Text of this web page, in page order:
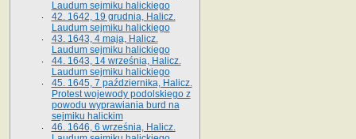
Laudum sejmiku halickiego
42. 1642, 19 grudnia, Halicz.
Laudum sejmiku halickiego
43. 1643, 4 maja, Halicz.
Laudum sejmiku halickiego
44. 1643, 14 września, Halicz.
Laudum sejmiku halickiego
45. 1645, 7 października, Halicz.
Protest wojewody podolskiego z
powodu wyprawiania burd na
sejmiku halickim
46. 1646, 6 września, Halicz.